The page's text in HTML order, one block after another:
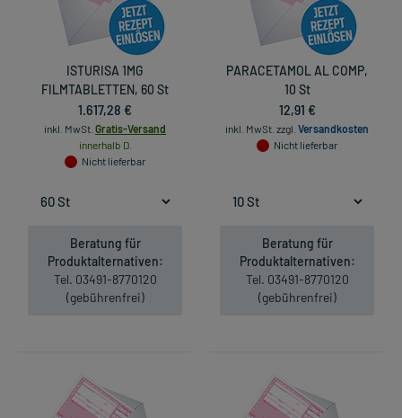
ISTURISA 1MG
FILMTABLETTEN, 60 St
1.617,28 €
inkl. MwSt. Gratis-Versand
innerhalb D.
Nicht lieferbar
Beratung für
Produktalternativen:
Tel. 03491-8770120
(gebührenfrei)
PARACETAMOL AL COMP,
10 St
12,91 €
inkl. MwSt. zzgl. Versandkosten
Nicht lieferbar
Beratung für
Produktalternativen:
Tel. 03491-8770120
(gebührenfrei)